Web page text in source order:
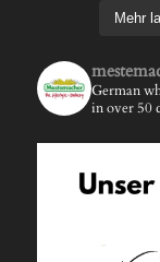
Mehr
German
in over